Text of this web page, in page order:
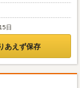
日
あえず保存